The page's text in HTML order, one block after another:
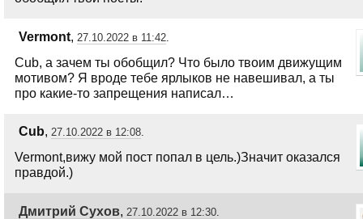
Vermont, 27.10.2022 в 11:42.
Cub, а зачем ты обобщил? Что было твоим движущим
мотивом? Я вроде тебе ярлыков не навешивал, а ты
про какие-то запрещения написал…
Cub, 27.10.2022 в 12:08.
Vermont,вижу мой пост попал в цель.)Значит оказался
правдой.)
Дмитрий Сухов, 27.10.2022 в 12:30.